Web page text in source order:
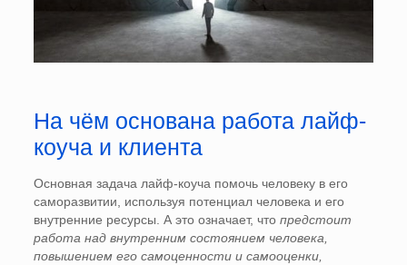
На чём основана работа лайф-
коуча и клиента
Основная задача лайф-коуча помочь человеку в его
саморазвитии, используя потенциал человека и его
внутренние ресурсы. А это означает, что предстоит
работа над внутренним состоянием человека,
повышением его самоценности и самооценки,